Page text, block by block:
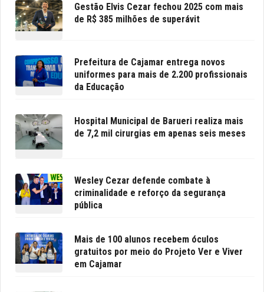
Gestão Elvis Cezar fechou 2025 com mais
de R$ 385 milhões de superávit
Prefeitura de Cajamar entrega novos
uniformes para mais de 2.200 profissionais
da Educação
Hospital Municipal de Barueri realiza mais
de 7,2 mil cirurgias em apenas seis meses
Wesley Cezar defende combate à
criminalidade e reforço da segurança
pública
Mais de 100 alunos recebem óculos
gratuitos por meio do Projeto Ver e Viver
em Cajamar